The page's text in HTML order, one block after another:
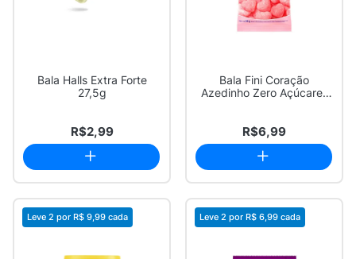
Bala Halls Extra Forte
27,5g
R$2,99
Bala Fini Coração
Azedinho Zero Açúcares
R$6,99
Leve 2 por R$ 9,99 cada Leve 2 por R$ 6,99 cada